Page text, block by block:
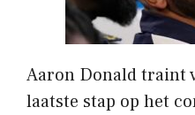
Aaron Donald traint
laatste stap op het